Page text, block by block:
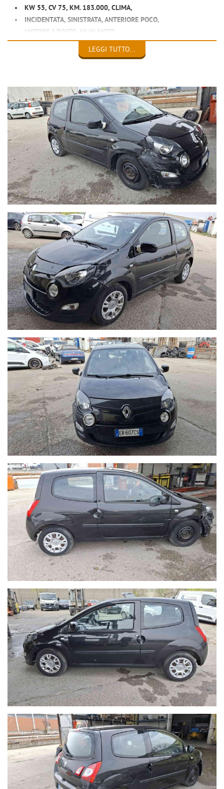
KW 55, CV 75, KM. 183.000, CLIMA,
INCIDENTATA, SINISTRATA, ANTERIORE POCO,
MOTORE A POSTO, VA IN MOTO,
ALBERTO 0039 3933352080
SITO WWW.CANZIANAUTO.IT
LEGGI TUTTO...